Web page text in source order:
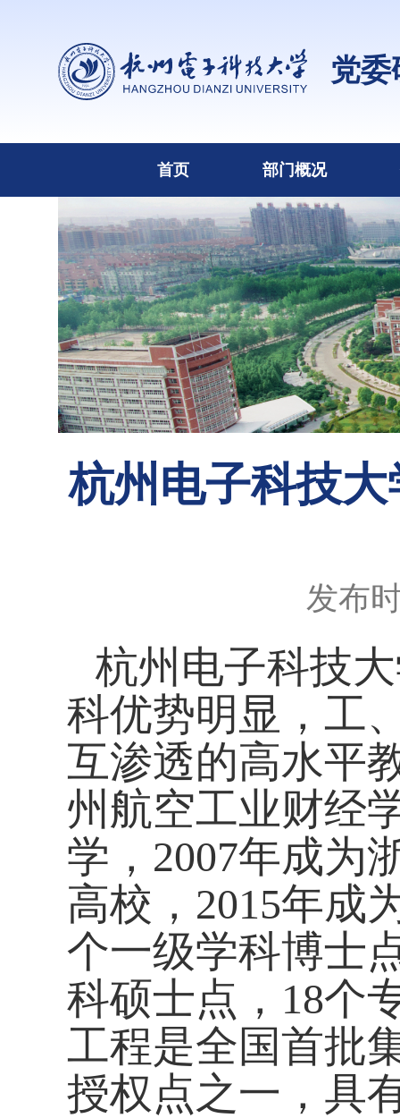
党委
首页 部门概况
杭州电子科技
发布
杭州电子科技
科优势明显，工
互渗透的高水平
州航空工业财经
学， 2007年成为
高校， 2015年成
个一级学科博士
科硕士点， 18个
工程是全国首批
授权点之一，具